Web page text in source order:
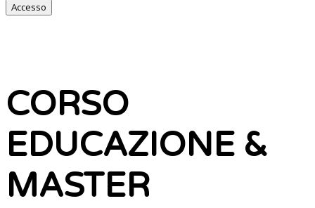
Accesso
CORSO
EDUCAZIONE &
MASTER